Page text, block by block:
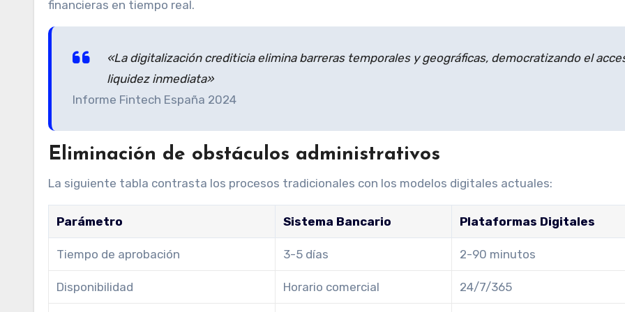
financieras en tiempo real.
«La digitalización crediticia elimina barreras temporales y geográficas, democratizando el
liquidez inmediata»
Informe Fintech España 2024
Eliminación de obstáculos administrativos
La siguiente tabla contrasta los procesos tradicionales con los modelos digitales actuales:
Parámetro Sistema Bancario Plataformas Digitales
Tiempo de aprobación 3-5 días 2-90 minutos
Disponibilidad Horario comercial 24/7/365